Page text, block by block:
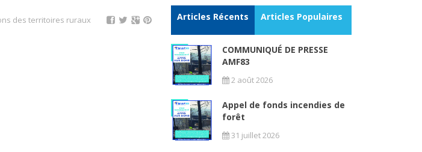
des territoires ruraux Articles Récents Articles Populaires
COMMUNIQUÉ DE PRESSE
AMF83
2 août 2026
Appel de fonds incendies de
forêt
31 juillet 2026